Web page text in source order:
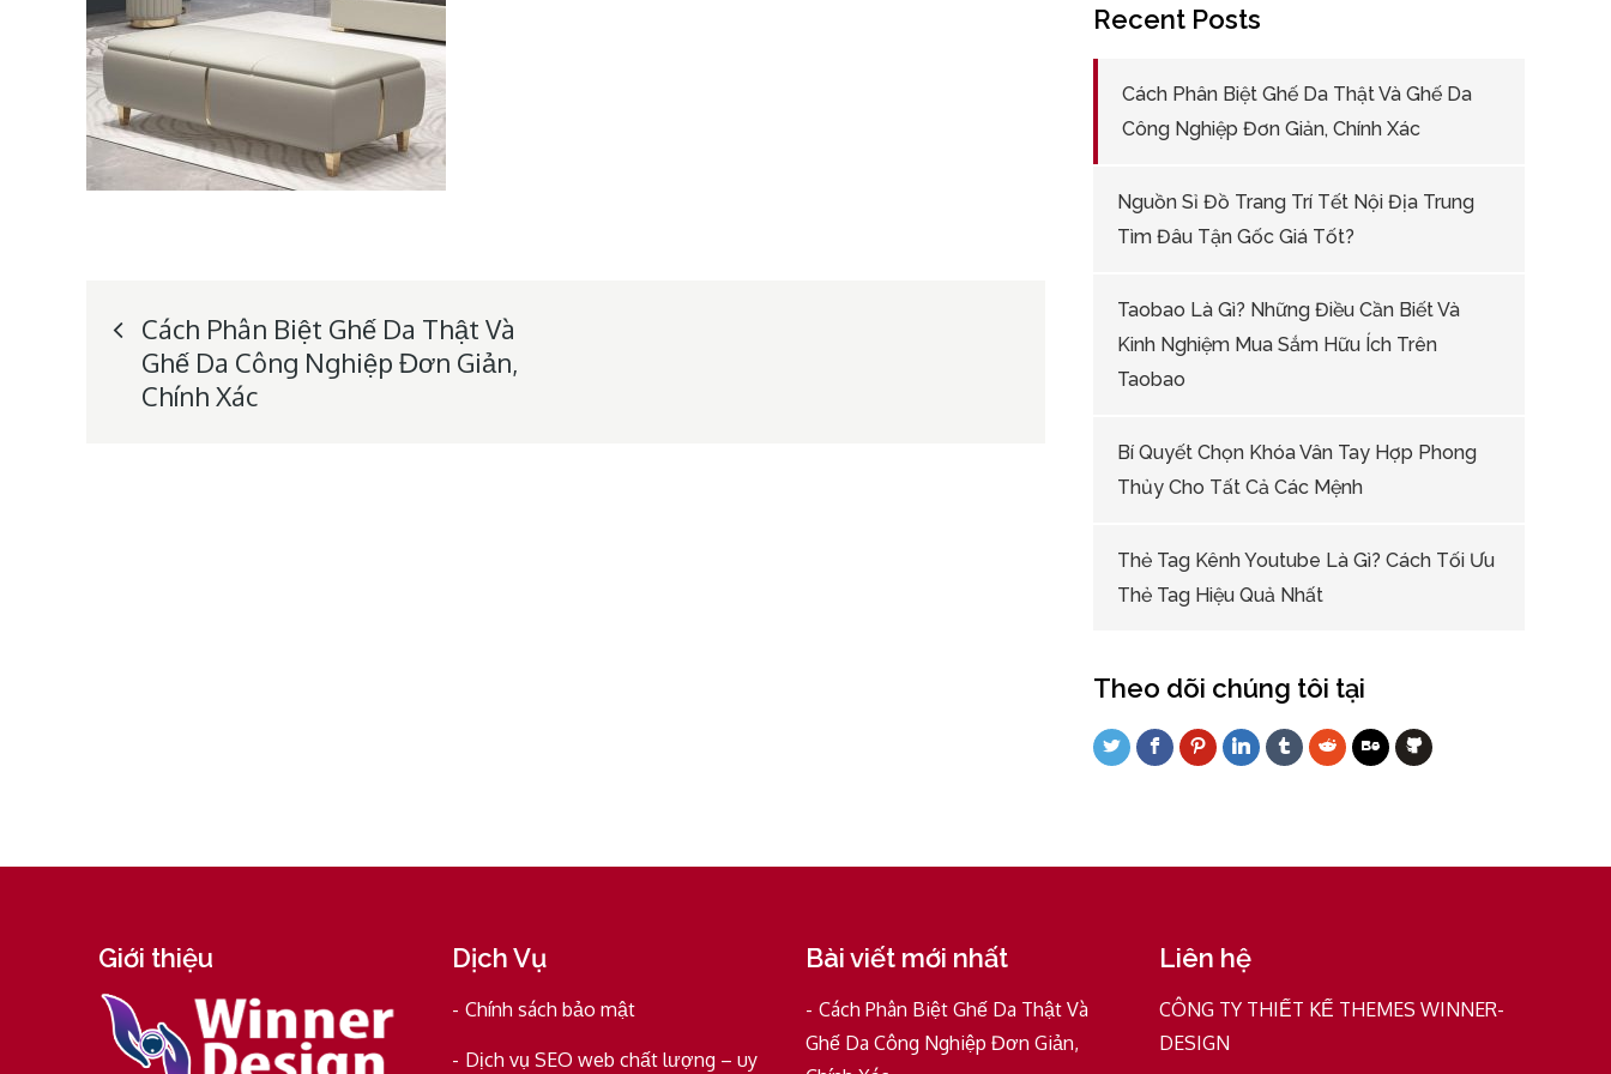
Post
navigation
Cách Phân Biệt Ghế Da Thật Và
Ghế Da Công Nghiệp Đơn Giản,
Chính Xác
Recent Posts
Cách Phân Biệt Ghế Da Thật Và Ghế Da
Công Nghiệp Đơn Giản, Chính Xác
Nguồn Sỉ Đồ Trang Trí Tết Nội Địa Trung
Tìm Đâu Tận Gốc Giá Tốt?
Taobao Là Gì? Những Điều Cần Biết Và
Kinh Nghiệm Mua Sắm Hữu Ích Trên
Taobao
Bí Quyết Chọn Khóa Vân Tay Hợp Phong
Thủy Cho Tất Cả Các Mệnh
Thẻ Tag Kênh Youtube Là Gì? Cách Tối Ưu
Thẻ Tag Hiệu Quả Nhất
Theo dõi chúng tôi tại
Giới thiệu Dịch Vụ
Chính sách bảo mật
Dịch vụ SEO web chất lượng – uy
Bài viết mới nhất
Cách Phân Biệt Ghế Da Thật Và
Ghế Da Công Nghiệp Đơn Giản,
Liên hệ
CÔNG TY THIẾT KẾ THEMES WINNER-
DESIGN